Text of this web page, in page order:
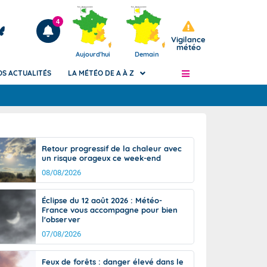
Articles
4
Aujourd'hui Demain
Vigilance
météo
de
Phénomènes dangereux de J+2 à J+7
Avertissement pluies intenses à l'échelle
des communes (Apic)
Bulletins Marine
Bulletins d'estimation du risque
d'avalanche
Météo des forêts
Vigicrues
ACTUALITÉS LA MÉTÉO DE A À Z
Retour progressif de la chaleur avec
un risque orageux ce week-end
08/08/2026
Éclipse du 12 août 2026 : Météo-
France vous accompagne pour bien
l'observer
07/08/2026
Feux de forêts : danger élevé dans le